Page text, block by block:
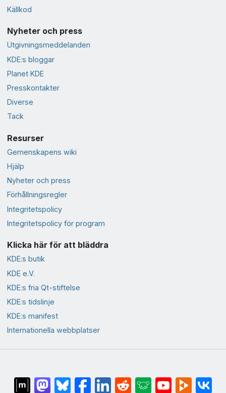
Källkod
Nyheter och press
Utgivningsmeddelanden
KDE:s bloggar
Planet KDE
Presskontakter
Diverse
Tack
Resurser
Gemenskapens wiki
Hjälp
Nyheter och press
Förhållningsregler
Integritetspolicy
Integritetspolicy för program
Klicka här för att bläddra
KDE:s butik
KDE e.V.
KDE:s fria Qt-stiftelse
KDE:s tidslinje
KDE:s manifest
Internationella webbplatser